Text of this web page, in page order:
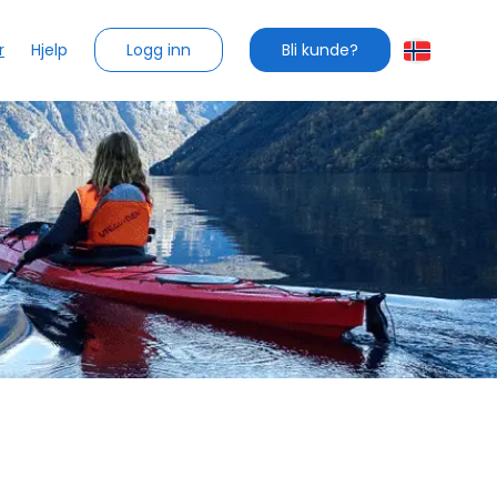
Hjelp Logg inn Bli kunde?